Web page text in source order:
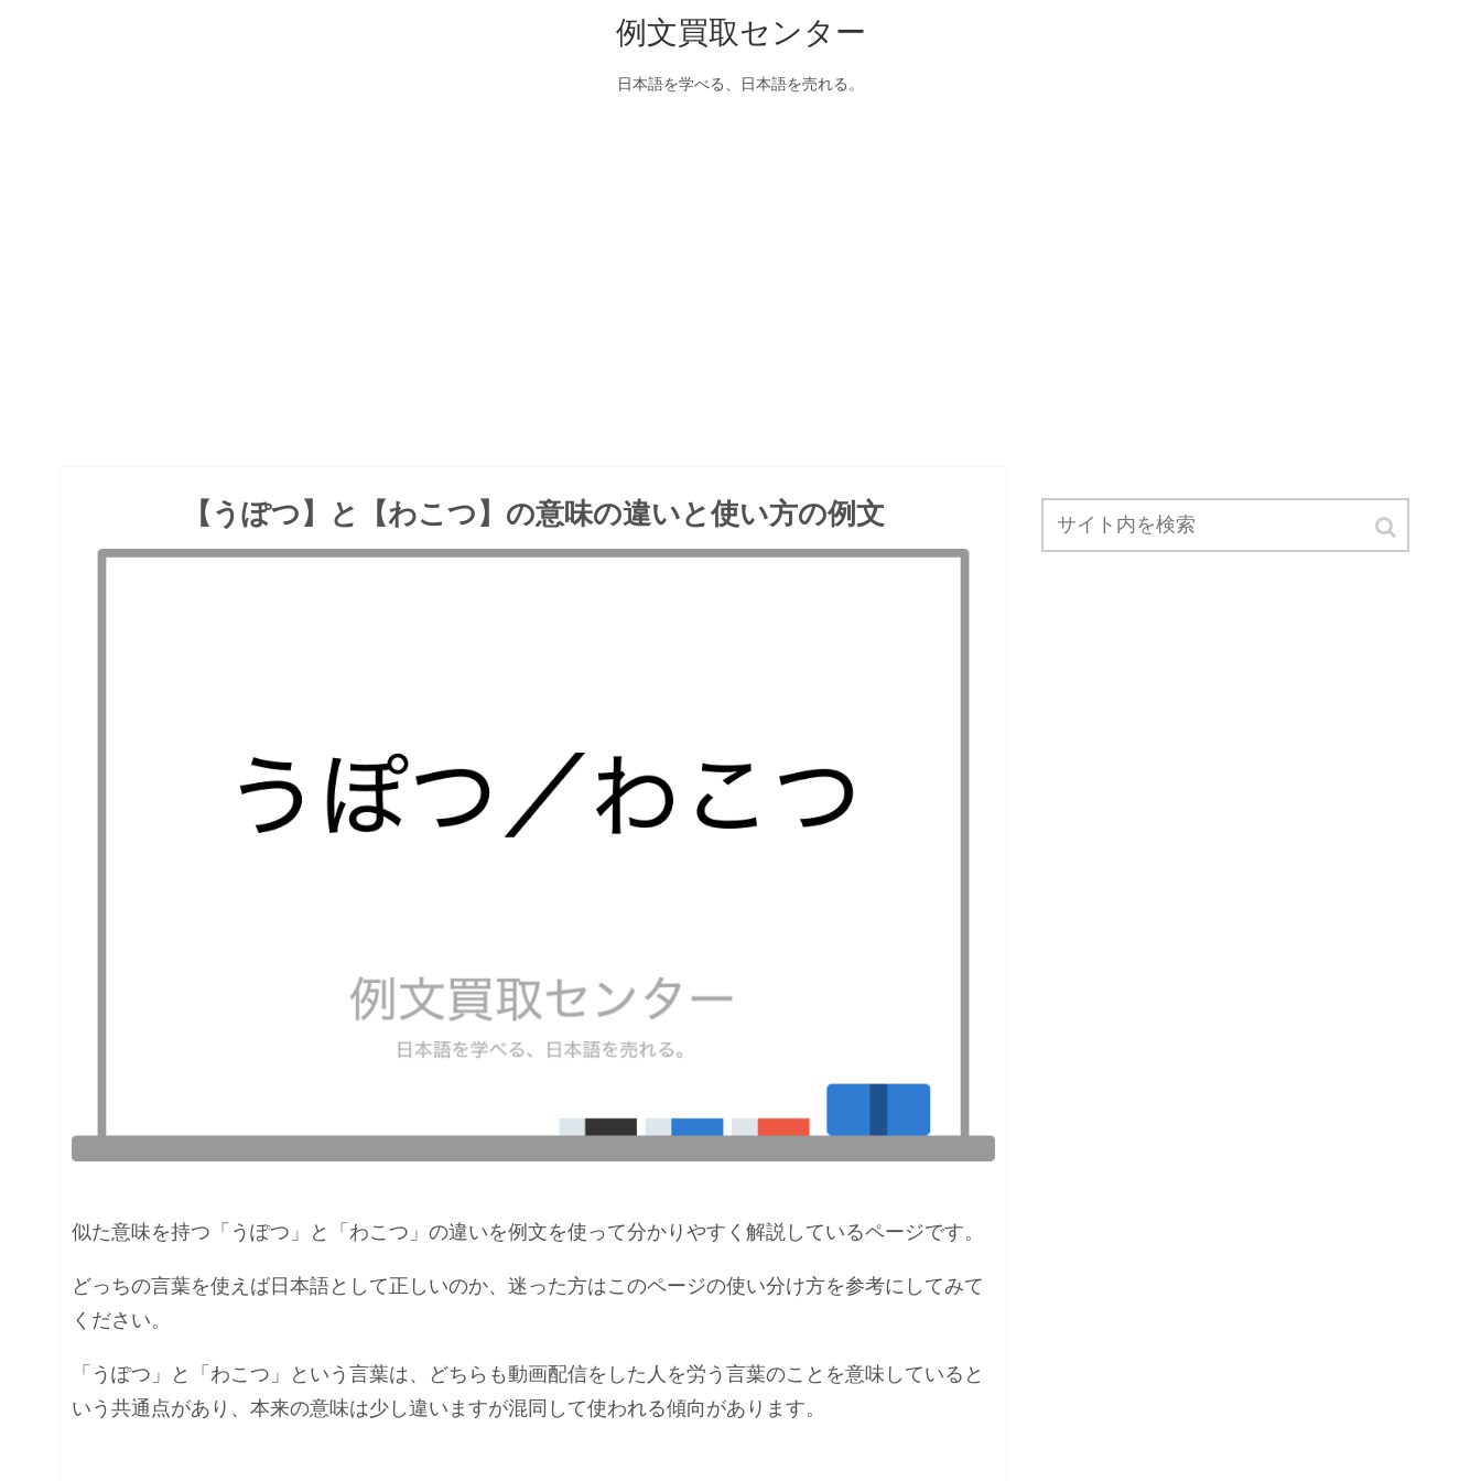
例文買取センター
日本語を学べる、日本語を売れる。
【うぽつ】と【わこつ】の意味の違いと使い方の例文
似た意味を持つ「うぽつ」と「わこつ」の違いを例文を使って分かりやすく解説しているページです。
どっちの言葉を使えば日本語として正しいのか、迷った方はこのページの使い分け方を参考にしてみて
ください。
「うぽつ」と「わこつ」という言葉は、どちらも動画配信をした人を労う言葉のことを意味していると
いう共通点があり、本来の意味は少し違いますが混同して使われる傾向があります。